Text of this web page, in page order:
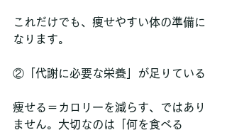
これだけでも、痩せやすい体の準備に
なります。
②「代謝に必要な栄養」が足りている
痩せる＝カロリーを減らす、ではあり
ません。大切なのは「何を食べる